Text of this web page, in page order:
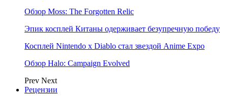
Обзор Moss: The Forgotten Relic
Эпик косплей Китаны одерживает безупречную победу
Косплей Nintendo x Diablo стал звездой Anime Expo
Обзор Halo: Campaign Evolved
Prev Next
Рецензии